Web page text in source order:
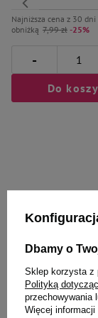
Najniższa cena z 30 dni
obniżką 7,99 zł -25%
-
Do
Ciebie i
Dermatisan Płyn
chlorheksydyną dla
Dbamy o
Sklep korzysta z
Polityką
przechowywania
Więcej